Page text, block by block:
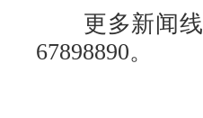
更多新闻线
67898890。